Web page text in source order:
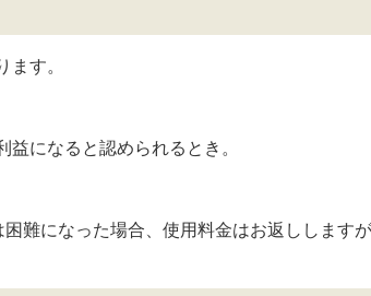
す。
になると認められるとき。
難になった場合、使用料金はお返しします